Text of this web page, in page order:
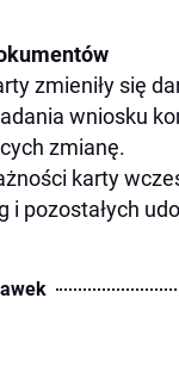
zmieniły się
wniosku
zmianę.
karty
i pozostałych